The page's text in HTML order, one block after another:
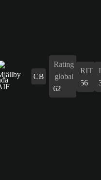
CB
Rating
global
62
RIT
56